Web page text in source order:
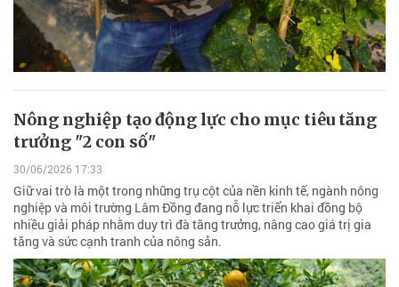
Nông nghiệp tạo động lực cho mục tiêu tăng
trưởng "2 con số"
30/06/2026 17:33
Giữ vai trò là một trong những trụ cột của nền kinh tế, ngành nông
nghiệp và môi trường Lâm Đồng đang nỗ lực triển khai đồng bộ
nhiều giải pháp nhằm duy trì đà tăng trưởng, nâng cao giá trị gia
tăng và sức cạnh tranh của nông sản.